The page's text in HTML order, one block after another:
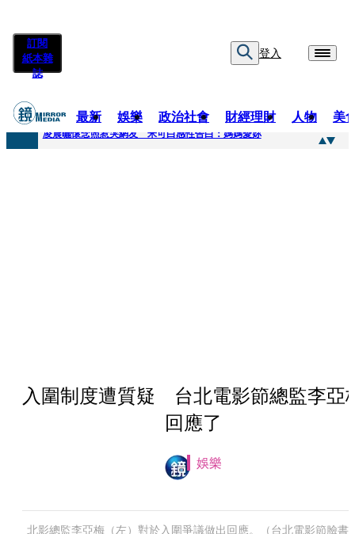
訂閱
紙本雜
誌
登入
最新 娛樂 政治社會 財經理財 人物 美
快訊
凌晨曬懷念照惹哭網友 米可白感性告白：媽媽愛妳
入圍制度遭質疑 台北電影節總監李亞
回應了
娛樂
北影總監李亞梅（左）對於入圍爭議做出回應。（台北電影節臉書